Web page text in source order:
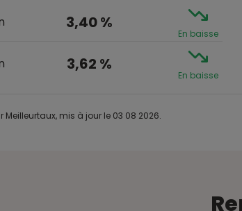
3,40 %
En baisse
3,62 %
En baisse
mis à jour le 03 08 2026.